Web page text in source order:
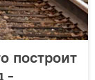
построит
-